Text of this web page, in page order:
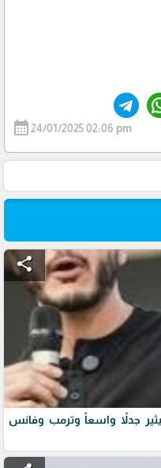
calendar_month24/01/2025 02:06 pm
share
جدلاً واسعاً وترمب وفانس